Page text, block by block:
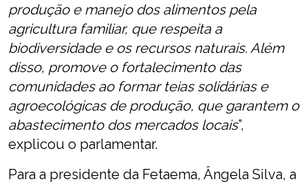
produção e manejo dos alimentos pela
agricultura familiar, que respeita a
biodiversidade e os recursos naturais. Além
disso, promove o fortalecimento das
comunidades ao formar teias solidárias e
agroecológicas de produção, que garantem o
abastecimento dos mercados locais”,
explicou o parlamentar.
Para a presidente da Fetaema, Ângela Silva, a